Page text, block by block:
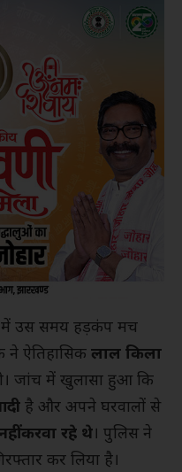
में उस समय हड़कंप मच
ऐतिहासिक लाल किला
जांच में खुलासा हुआ कि
है और अपने घरवालों से
करवा रहे थे। पुलिस ने
कर लिया है।